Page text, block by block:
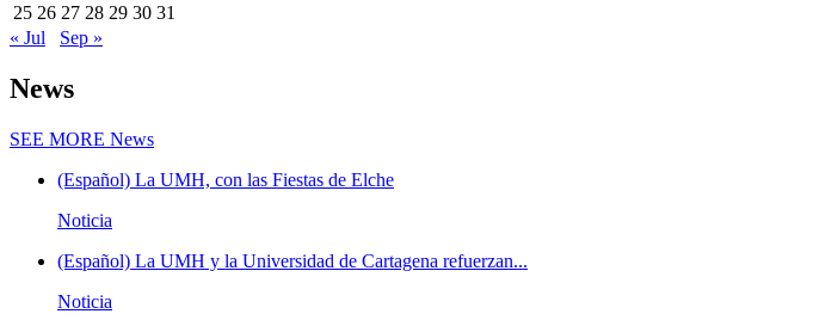
25 26 27 28 29 30 31
« Jul
Sep »
News
SEE MORE News
(Español) La UMH, con las Fiestas de Elche
Noticia
(Español) La UMH y la Universidad de Cartagena refuerzan...
Noticia